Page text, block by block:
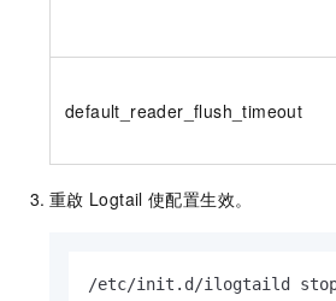
default_reader_flush_timeout
重啟 Logtail 使配置生效。
/etc/init.d/